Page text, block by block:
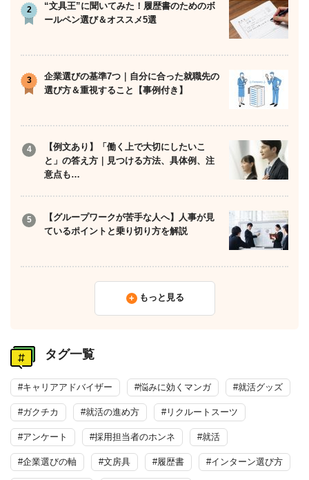
“文具王”に聞いてみた！履歴書のためのボ
ールペン選び＆オススメ5選
企業選びの基準7つ｜自分に合った就職先の
選び方＆重視すること【事例付き】
【例文あり】「働く上で大切にしたいこ
と」の答え方｜見つける方法、具体例、注
意点も…
【グループワークが苦手な人へ】人事が見
ているポイントと乗り切り方を解説
もっと見る
タグ一覧
#キャリアアドバイザー #悩みに効くマンガ #就活グッズ
#ガクチカ #就活の進め方 #リクルートスーツ
#アンケート #採用担当者のホンネ #就活
#企業選びの軸 #文房具 #履歴書 #インターン選び方